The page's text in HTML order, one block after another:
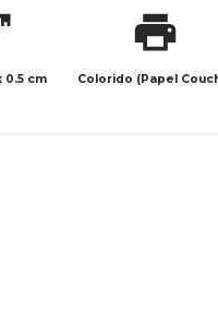
0.5 cm Colorido (Papel